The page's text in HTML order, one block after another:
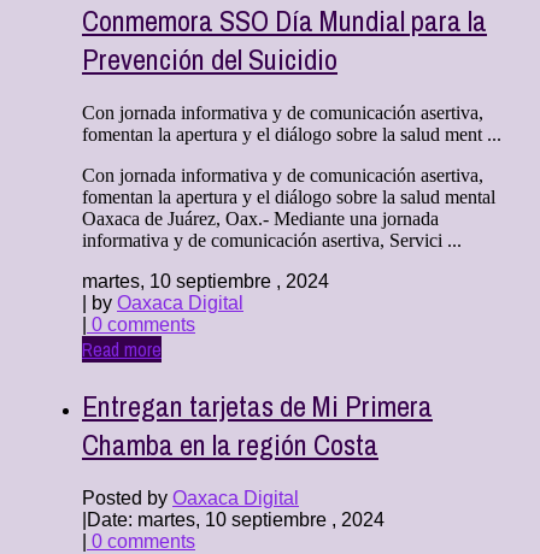
Conmemora SSO Día Mundial para la
Prevención del Suicidio
Con jornada informativa y de comunicación asertiva,
fomentan la apertura y el diálogo sobre la salud ment ...
Con jornada informativa y de comunicación asertiva,
fomentan la apertura y el diálogo sobre la salud mental
Oaxaca de Juárez, Oax.- Mediante una jornada
informativa y de comunicación asertiva, Servici ...
martes, 10 septiembre , 2024
| by Oaxaca Digital
0 comments
Read more
Entregan tarjetas de Mi Primera
Chamba en la región Costa
Posted by Oaxaca Digital
Date: martes, 10 septiembre , 2024
0 comments